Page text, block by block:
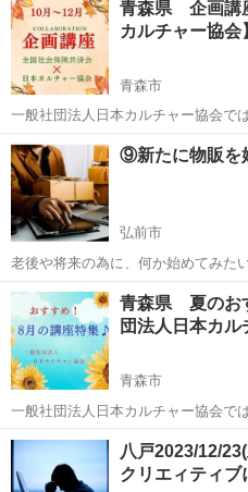
⏰ 1日4回のタイムリーな配信 7:00:
ト！12:0...
青森県 企画講
カルチャー協会
青森市
一般社団法人日本カルチャー協会で
の企画講座の開催をしております。
ております。 下記のURLをクリック
ることができ、 24時...
青森 青森市 生活知識 先
⑨新たに物販を
弘前市
老後や将来の為に、何か始めてみた
そんな方におすすめな物販があります。 毎日を忙しく頑張る会
方でも お子さんのお世話に家事へと忙しい
合間のスキマ時間 月２～...
青森 弘前市 生活知識 レ
青森県 夏のお
団法人日本カル
青森市
一般社団法人日本カルチャー協会では、
すめ講座の開催をしております。 その他、下記の様々な講座や募集も
行っておりますので、 宜しくお願い致します。 ◆
座】オン...
青森 青森市 生活知識
八戸2023/12/
クリエィティブ